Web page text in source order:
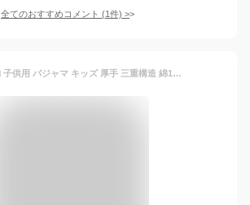
全てのおすすめコメント (1件) >
6タイプ 冬物 子供用 パジャマ キッズ 厚手 三重構造 綿100% 部屋着 ルームウェア 上下セット 裏起毛 防寒 暖かい 大人用 親子ペア 家族おそろい 兄妹 姉弟 女の子 男の子 ジュニア ベビー 80 90 100 110 120 130 140 150 160 170 M L